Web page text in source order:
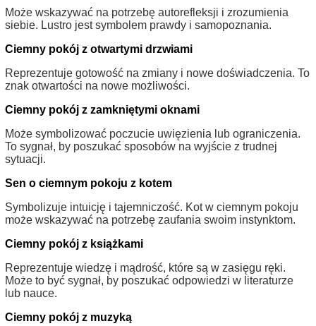
Może wskazywać na potrzebę autorefleksji i zrozumienia
siebie. Lustro jest symbolem prawdy i samopoznania.
Ciemny pokój z otwartymi drzwiami
Reprezentuje gotowość na zmiany i nowe doświadczenia. To
znak otwartości na nowe możliwości.
Ciemny pokój z zamkniętymi oknami
Może symbolizować poczucie uwięzienia lub ograniczenia.
To sygnał, by poszukać sposobów na wyjście z trudnej
sytuacji.
Sen o ciemnym pokoju z kotem
Symbolizuje intuicję i tajemniczość. Kot w ciemnym pokoju
może wskazywać na potrzebę zaufania swoim instynktom.
Ciemny pokój z książkami
Reprezentuje wiedzę i mądrość, które są w zasięgu ręki.
Może to być sygnał, by poszukać odpowiedzi w literaturze
lub nauce.
Ciemny pokój z muzyką